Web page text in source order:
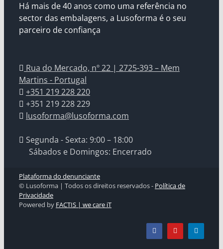
Há mais de 40 anos como uma referência no
sector das embalagens, a Lusoforma é o seu
parceiro de confiança
Rua do Mercado, nº 22 | 2725-393 – Mem
Martins - Portugal
+351 219 228 220
+351 219 228 229
lusoforma@lusoforma.com
Segunda - Sexta: 9:00 – 18:00
Sábados e Domingos: Encerrado
Plataforma do denunciante
© Lusoforma | Todos os direitos reservados - Política de
Privacidade
Powered by FACTIS | we care iT